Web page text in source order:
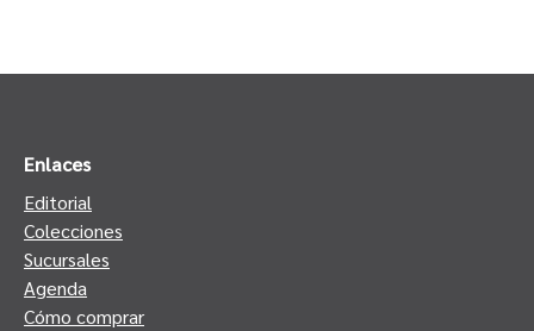
Enlaces
Editorial
Colecciones
Sucursales
Agenda
Cómo comprar